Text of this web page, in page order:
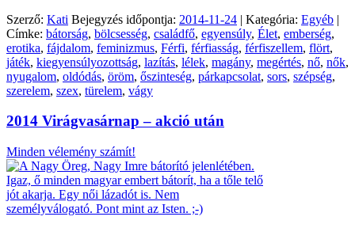
Szerző: Kati Bejegyzés időpontja: 2014-11-24 | Kategória: Egyéb |
Címke: bátorság, bölcsesség, családfő, egyensúly, Élet, emberség,
erotika, fájdalom, feminizmus, Férfi, férfiasság, férfiszellem, flört,
játék, kiegyensúlyozottság, lazítás, lélek, magány, megértés, nő, nők,
nyugalom, oldódás, öröm, őszinteség, párkapcsolat, sors, szépség,
szerelem, szex, türelem, vágy
2014 Virágvasárnap – akció után
Minden vélemény számít!